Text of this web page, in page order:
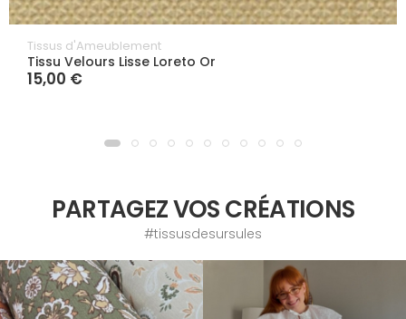
Tissus d'Ameublement
Tissu Velours Lisse Loreto Or
15,00 €
PARTAGEZ VOS CRÉATIONS
#tissusdesursules